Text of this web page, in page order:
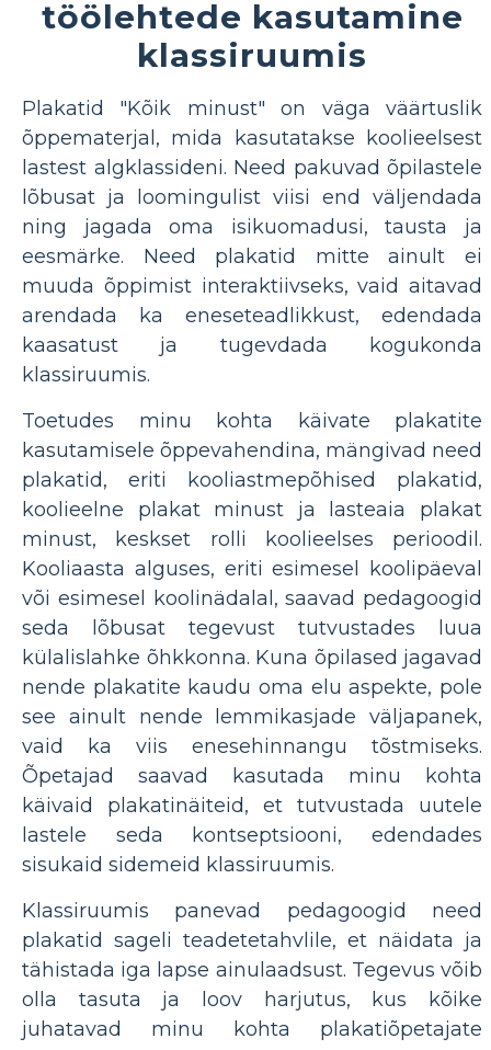
töölehtede kasutamine
klassiruumis
Plakatid "Kõik minust" on väga väärtuslik
õppematerjal, mida kasutatakse koolieelsest
lastest algklassideni. Need pakuvad õpilastele
lõbusat ja loomingulist viisi end väljendada
ning jagada oma isikuomadusi, tausta ja
eesmärke. Need plakatid mitte ainult ei
muuda õppimist interaktiivseks, vaid aitavad
arendada ka eneseteadlikkust, edendada
kaasatust ja tugevdada kogukonda
klassiruumis.
Toetudes minu kohta käivate plakatite
kasutamisele õppevahendina, mängivad need
plakatid, eriti kooliastmepõhised plakatid,
koolieelne plakat minust ja lasteaia plakat
minust, keskset rolli koolieelses perioodil.
Kooliaasta alguses, eriti esimesel koolipäeval
või esimesel koolinädalal, saavad pedagoogid
seda lõbusat tegevust tutvustades luua
külalislahke õhkkonna. Kuna õpilased jagavad
nende plakatite kaudu oma elu aspekte, pole
see ainult nende lemmikasjade väljapanek,
vaid ka viis enesehinnangu tõstmiseks.
Õpetajad saavad kasutada minu kohta
käivaid plakatinäiteid, et tutvustada uutele
lastele seda kontseptsiooni, edendades
sisukaid sidemeid klassiruumis.
Klassiruumis panevad pedagoogid need
plakatid sageli teadetetahvlile, et näidata ja
tähistada iga lapse ainulaadsust. Tegevus võib
olla tasuta ja loov harjutus, kus kõike
juhatavad minu kohta plakatiõpetajate